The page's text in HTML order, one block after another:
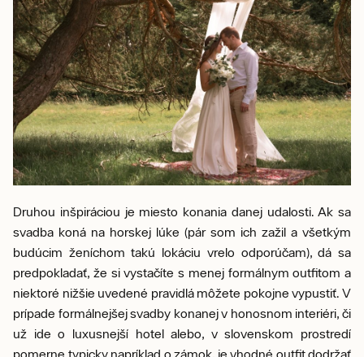
Druhou inšpiráciou je miesto konania danej udalosti. Ak sa
svadba koná na horskej lúke (pár som ich zažil a všetkým
budúcim ženíchom takú lokáciu vrelo odporúčam), dá sa
predpokladať, že si vystačíte s menej formálnym outfitom a
niektoré nižšie uvedené pravidlá môžete pokojne vypustiť. V
prípade formálnejšej svadby konanej v honosnom interiéri, či
už ide o luxusnejší hotel alebo, v slovenskom prostredí